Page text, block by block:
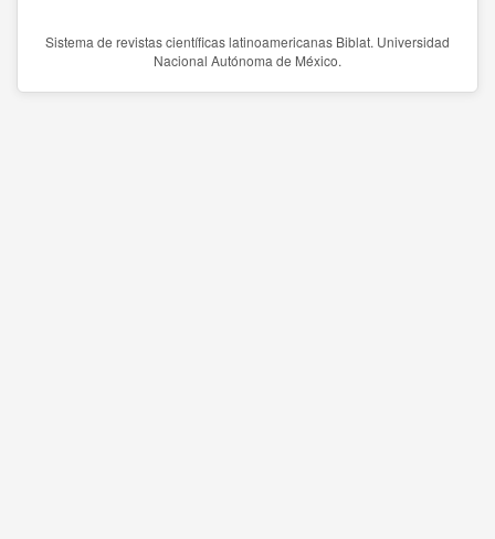
Sistema de revistas científicas latinoamericanas Biblat. Universidad
Nacional Autónoma de México.